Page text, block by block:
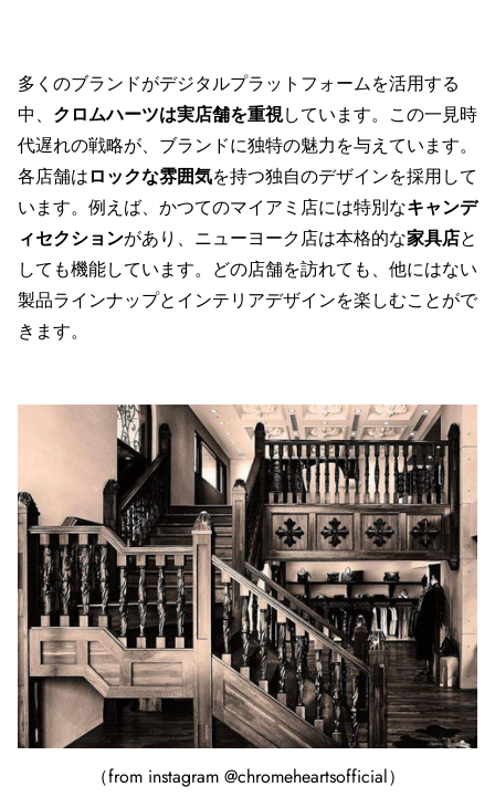
多くのブランドがデジタルプラットフォームを活用する
中、 クロムハーツは実店舗を重視しています。この一見時
代遅れの戦略が、ブランドに独特の魅力を与えています。
各店舗はロックな雰囲気を持つ独自のデザインを採用して
います。例えば、かつてのマイアミ店には特別なキャンデ
ィセクションがあり、ニューヨーク店は本格的な家具店と
しても機能しています。どの店舗を訪れても、他にはない
製品ラインナップとインテリアデザインを楽しむことがで
きます。
（from instagram @chromeheartsofficial）